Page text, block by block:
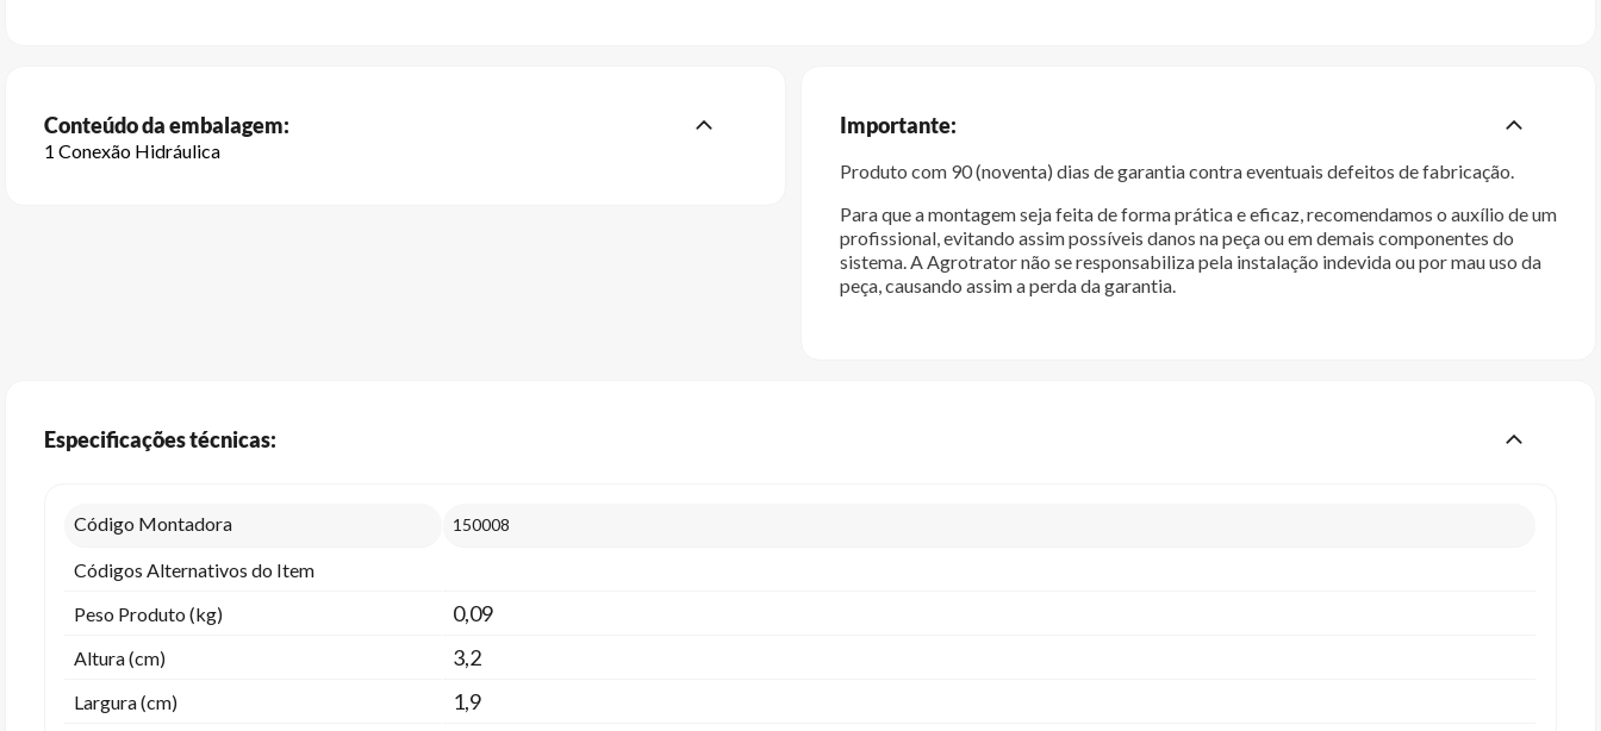
Conteúdo da embalagem:
1 Conexão Hidráulica
Importante:
Produto com 90 (noventa) dias de garantia contra eventuais defeitos de fabricação.
Para que a montagem seja feita de forma prática e eficaz, recomendamos o auxílio de um
profissional, evitando assim possíveis danos na peça ou em demais componentes do
sistema. A Agrotrator não se responsabiliza pela instalação indevida ou por mau uso da
peça, causando assim a perda da garantia.
Especificações técnicas:
Código Montadora 150008
Códigos Alternativos do Item
Peso Produto (kg)
0,09
Altura (cm) 3,2
Largura (cm) 1,9